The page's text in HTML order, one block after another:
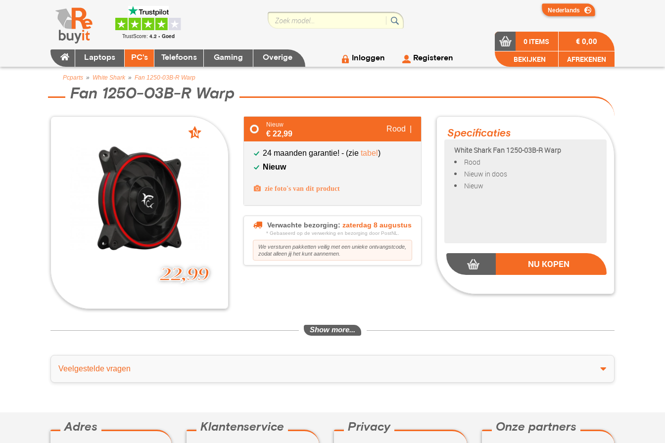
TrustScore: 4.2 • Goed
Laptops PC's Telefoons Gaming Overige Inloggen Registeren
0 ITEMS
BEKIJKEN
€ 0,00
AFREKENEN
Pcparts » White Shark » Fan 1250-03B-R Warp
Fan 1250-03B-R Warp
22,99
N
Nieuw
€ 22,99
Rood |
24 maanden garantie! - (zie tabel )
Nieuw
zie foto's van dit product
Verwachte bezorging: zaterdag 8 augustus
* Gebaseerd op de verwerking en bezorging door PostNL.
We versturen pakketten veilig met een unieke ontvangstcode,
zodat alleen jij het kunt aannemen.
Specificaties
White Shark Fan 1250-03B-R Warp
Rood
Nieuw in doos
Nieuw
NU KOPEN
Show more...
Veelgestelde vragen
Adres Klantenservice Privacy Onze partners